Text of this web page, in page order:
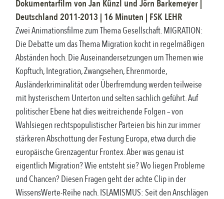
Dokumentarfilm vonJan Künzl und Jörn Barkemeyer |
Deutschland 2011-2013 | 16 Minuten | FSK LEHR
Zwei Animationsfilme zum Thema Gesellschaft. MIGRATION:
Die Debatte um das Thema Migration kocht in regelmäßigen
Abständen hoch. Die Auseinandersetzungen um Themen wie
Kopftuch, Integration, Zwangsehen, Ehrenmorde,
Ausländerkriminalität oder Überfremdung werden teilweise
mit hysterischem Unterton und selten sachlich geführt. Auf
politischer Ebene hat dies weitreichende Folgen – von
Wahlsiegen rechtspopulistischer Parteien bis hin zur immer
stärkeren Abschottung der Festung Europa, etwa durch die
europäische Grenzagentur Frontex. Aber was genau ist
eigentlich Migration? Wie entsteht sie? Wo liegen Probleme
und Chancen? Diesen Fragen geht der achte Clip in der
WissensWerte-Reihe nach. ISLAMISMUS: Seit den Anschlägen